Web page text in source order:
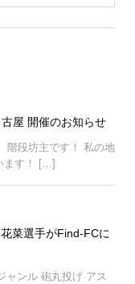
屋 開催のお知らせ
階段坊主です！ 私の地
ます！ […]
菜選手がFind-FCに
ャンル 砲丸投げ アス